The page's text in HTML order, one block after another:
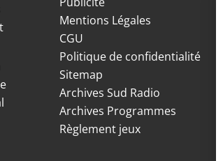
Mentions Légales
CGU
Politique de confidentialité
Sitemap
Archives Sud Radio
Archives Programmes
Règlement jeux